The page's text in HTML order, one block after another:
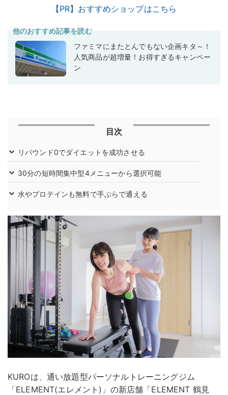
【PR】おすすめショップはこちら
他のおすすめ記事を読む
ファミマにまたとんでもない企画キタ～！
人気商品が超増量！お得すぎるキャンペー
ン
目次
リバウンド0でダイエットを成功させる
30分の短時間集中型4メニューから選択可能
水やプロテインも無料で手ぶらで通える
KUROは、通い放題型パーソナルトレーニングジム
「ELEMENT(エレメント)」の新店舗「ELEMENT 鶴見